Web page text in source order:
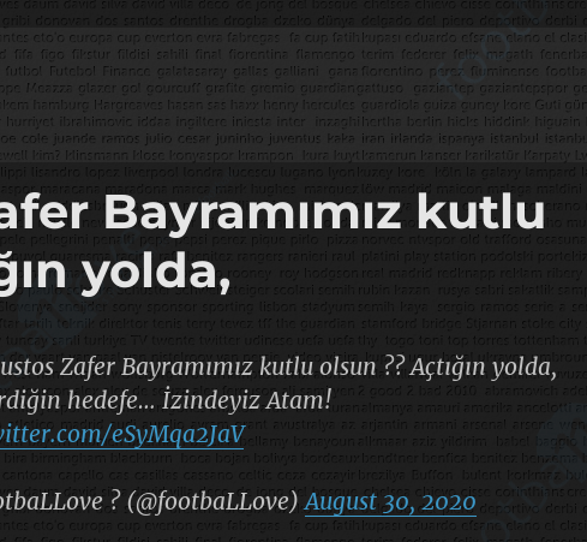
Bayramımız kutlu
yolda,
Zafer Bayramımız kutlu olsun ?? Açtığın yolda,
hedefe… İzindeyiz Atam!
eSyMqa2JaV
? (@footbaLLove)August 30, 2020